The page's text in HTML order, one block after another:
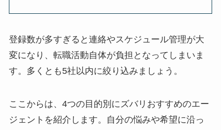
登録数が多すぎると連絡やスケジュール管理が大
変になり、転職活動自体が負担となってしまいま
す。多くとも5社以内に絞り込みましょう。
ここからは、4つの目的別にズバリおすすめのエー
ジェントを紹介します。自分の悩みや希望に沿っ